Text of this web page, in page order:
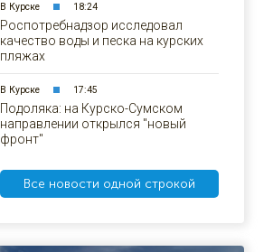
В Курске 18:24
Роспотребнадзор исследовал
качество воды и песка на курских
пляжах
В Курске 17:45
Подоляка: на Курско-Сумском
направлении открылся "новый
фронт"
Все новости одной строкой